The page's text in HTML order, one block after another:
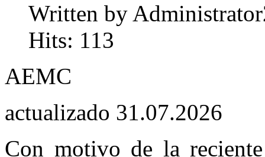
Written by
Hits: 113
AEMC
actualizado 31.07.2026
Con motivo de la